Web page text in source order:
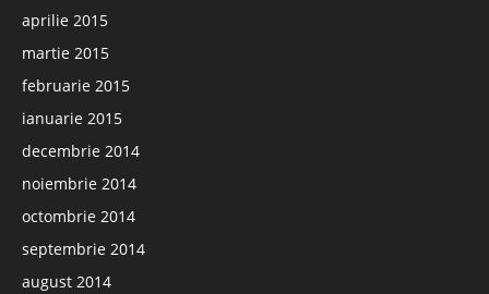
aprilie 2015
martie 2015
februarie 2015
ianuarie 2015
decembrie 2014
noiembrie 2014
octombrie 2014
septembrie 2014
august 2014